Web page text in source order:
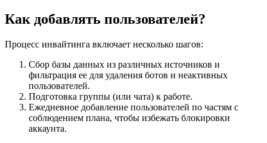
Как добавлять пользователей?
Процесс инвайтинга включает несколько шагов:
Сбор базы данных из различных источников и
фильтрация ее для удаления ботов и неактивных
пользователей.
Подготовка группы (или чата) к работе.
Ежедневное добавление пользователей по частям с
соблюдением плана, чтобы избежать блокировки
аккаунта.